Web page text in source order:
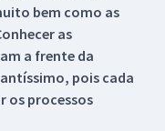
bem como as
as
a frente da
pois cada
os processos